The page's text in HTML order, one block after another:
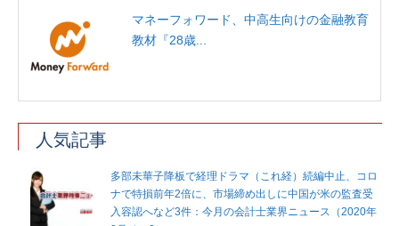
マネーフォワード、中高生向けの金融教育
教材『28歳...
人気記事
多部未華子降板で経理ドラマ（これ経）続編中止、コロ
ナで特損前年2倍に、市場締め出しに中国が米の監査受
入容認へなど3件：今月の会計士業界ニュース（2020年